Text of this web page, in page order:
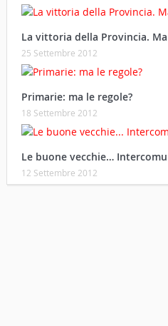
La vittoria della Provincia.
25 Settembre 2012
Primarie: ma le regole?
18 Settembre 2012
Le buone vecchie…
12 Settembre 2012